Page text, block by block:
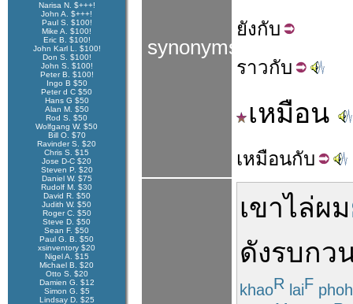
Narisa N. $+++!
John A. $+++!
Paul S. $100!
Mike A. $100!
Eric B. $100!
John Karl L. $100!
Don S. $100!
John S. $100!
Peter B. $100!
Ingo B $50
Peter d C $50
Hans G $50
Alan M. $50
Rod S. $50
Wolfgang W. $50
Bill O. $70
Ravinder S. $20
Chris S. $15
Jose D-C $20
Steven P. $20
Daniel W. $75
Rudolf M. $30
David R. $50
Judith W. $50
Roger C. $50
Steve D. $50
Sean F. $50
Paul G. B. $50
xsinventory $20
Nigel A. $15
Michael B. $20
Otto S. $20
Damien G. $12
Simon G. $5
Lindsay D. $25
synonyms
ยังกับ
ราวกับ
เหมือน
เหมือนกับ
เขาไล่ผม
ดังรบกว
khaoR laiF